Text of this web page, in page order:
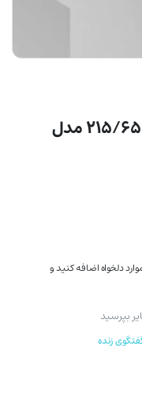
لاستیک نکسن کره (2022) 215/65/16 مدل
دلخواه اضافه کنید و
بپرسید
زنده